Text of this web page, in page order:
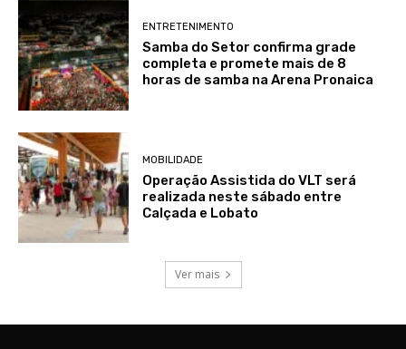
ENTRETENIMENTO
Samba do Setor confirma grade
completa e promete mais de 8
horas de samba na Arena Pronaica
MOBILIDADE
Operação Assistida do VLT será
realizada neste sábado entre
Calçada e Lobato
Ver mais